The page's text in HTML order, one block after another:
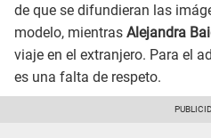
de que se difundieran las
modelo, mientras Alejandra
viaje en el extranjero. Para el
es una falta de respeto.